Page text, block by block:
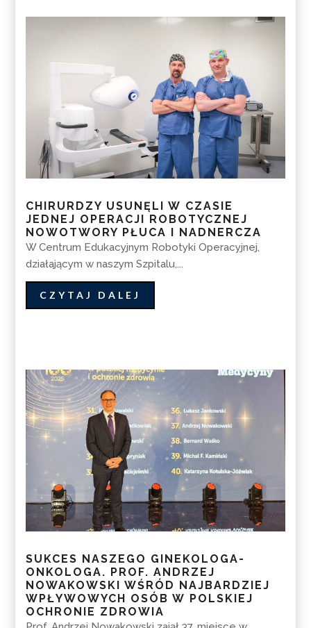
CHIRURDZY USUNĘLI W CZASIE
JEDNEJ OPERACJI ROBOTYCZNEJ
NOWOTWORY PŁUCA I NADNERCZA
W Centrum Edukacyjnym Robotyki Operacyjnej,
działającym w naszym Szpitalu,...
CZYTAJ DALEJ
SUKCES NASZEGO GINEKOLOGA-
ONKOLOGA. PROF. ANDRZEJ
NOWAKOWSKI WŚRÓD NAJBARDZIEJ
WPŁYWOWYCH OSÓB W POLSKIEJ
OCHRONIE ZDROWIA